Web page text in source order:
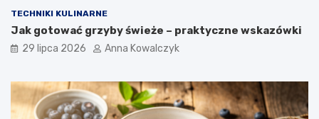
TECHNIKI KULINARNE
Jak gotować grzyby świeże – praktyczne wskazówki
29 lipca 2026 Anna Kowalczyk